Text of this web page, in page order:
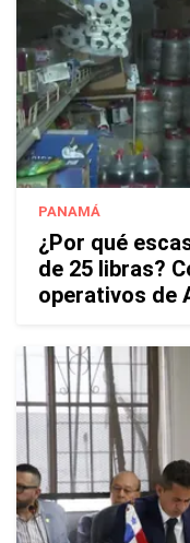
PANAMÁ
¿Por qué
de 25 libras?
operativos de